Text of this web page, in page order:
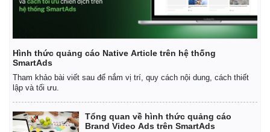
Hình thức quảng cáo Native Article trên hệ thống
SmartAds
Tham khảo bài viết sau để nắm vị trí, quy cách nội dung, cách thiết
lập và tối ưu.
Tổng quan về hình thức quảng cáo
Brand Video Ads trên SmartAds